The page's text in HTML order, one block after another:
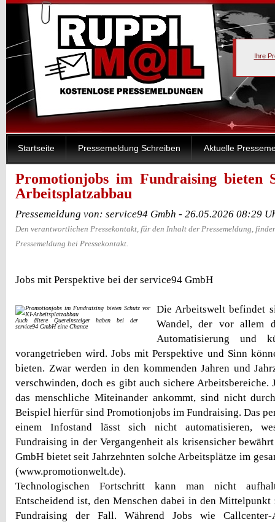
Ihre
Startseite Pressemeldung Schreiben Aktuelle
Promotionjobs im Fundraising bieten
Arbeitsplatzabbau
Pressemeldung von: service94 Gmbh - 26.05.2026 08:29
Den verantwortlichen Pressekontakt, für den Inhalt der Pressemeldung,
Pressemeldung bei Pressekontakt.
Jobs mit Perspektive bei der service94 GmbH
Auch ältere Quereinsteiger haben bei der
service94 GmbH eine Chance
Die Arbeitswelt befindet
Wandel, der vor allem
Automatisierung und
vorangetrieben wird. Jobs mit Perspektive und Sinn
bieten. Zwar werden in den kommenden Jahren und
verschwinden, doch es gibt auch sichere Arbeitsbereiche.
das menschliche Miteinander ankommt, sind nicht
Beispiel hierfür sind Promotionjobs im Fundraising. Das
einem Infostand lässt sich nicht automatisieren,
Fundraising in der Vergangenheit als krisensicher
GmbH bietet seit Jahrzehnten solche Arbeitsplätze im
(www.promotionwelt.de).
Technologischen Fortschritt kann man nicht
Entscheidend ist, den Menschen dabei in den
Fundraising der Fall. Während Jobs wie